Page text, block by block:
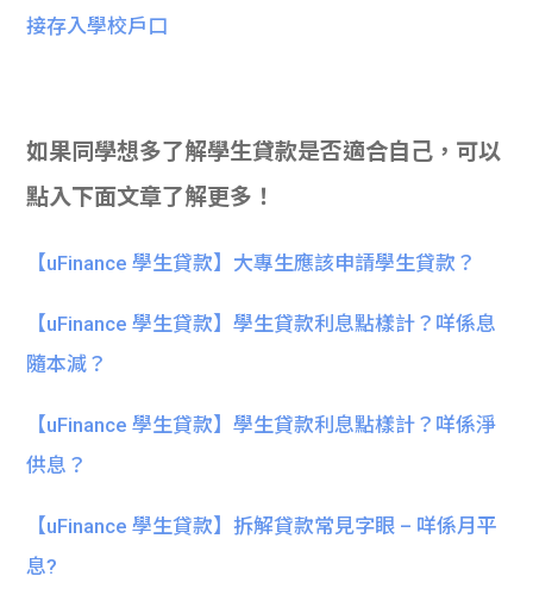
接存入學校戶口
如果同學想多了解學生貸款是否適合自己，可以
點入下面文章了解更多！
【uFinance 學生貸款】大專生應該申請學生貸款？
【uFinance 學生貸款】學生貸款利息點樣計？咩係息
隨本減？
【uFinance 學生貸款】學生貸款利息點樣計？咩係淨
供息？
【uFinance 學生貸款】拆解貸款常見字眼 – 咩係月平
息?